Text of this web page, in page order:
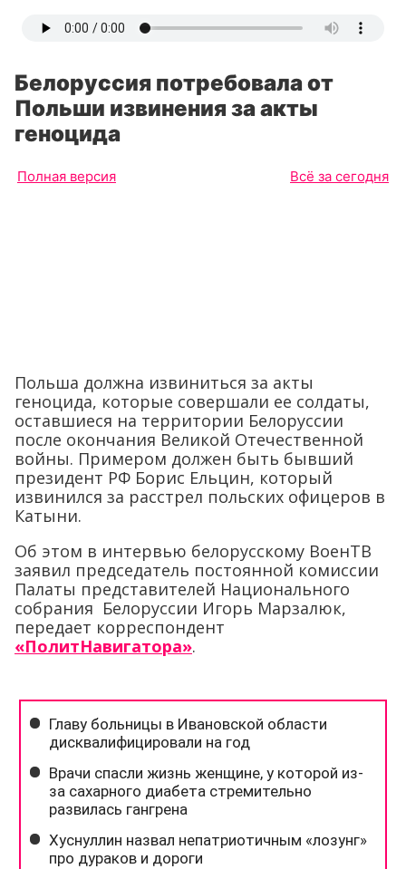
Белоруссия потребовала от
Польши извинения за акты
геноцида
Полная версия Всё за сегодня
Польша должна извиниться за акты
геноцида, которые совершали ее солдаты,
оставшиеся на территории Белоруссии
после окончания Великой Отечественной
войны. Примером должен быть бывший
президент РФ Борис Ельцин, который
извинился за расстрел польских офицеров в
Катыни.
Об этом в интервью белорусскому ВоенТВ
заявил председатель постоянной комиссии
Палаты представителей Национального
собрания Белоруссии Игорь Марзалюк,
передает корреспондент
«ПолитНавигатора».